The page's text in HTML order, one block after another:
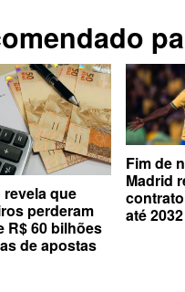
que
perderam
R$ 60 bilhões
de apostas
Fim de
Madrid
até 2032